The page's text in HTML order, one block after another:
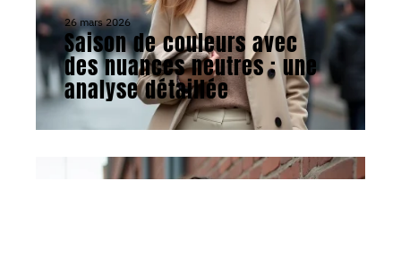
26 mars 2026
Saison de couleurs avec
des nuances neutres : une
analyse détaillée